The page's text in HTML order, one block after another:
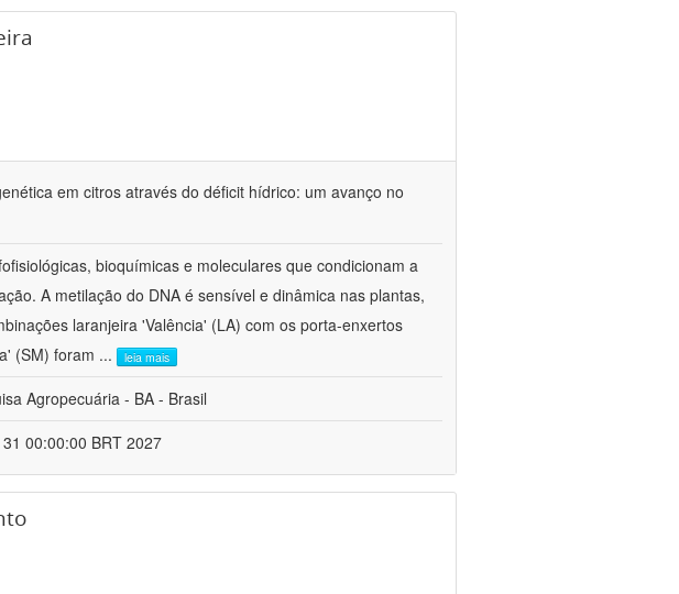
em citros através do déficit hídrico: um avanço no
bioquímicas e moleculares que condicionam a
A metilação do DNA é sensível e dinâmica nas plantas,
laranjeira 'Valência' (LA) com os porta-enxertos
(SM) foram ... leia mais
Agropecuária - BA - Brasil
00:00:00 BRT 2027